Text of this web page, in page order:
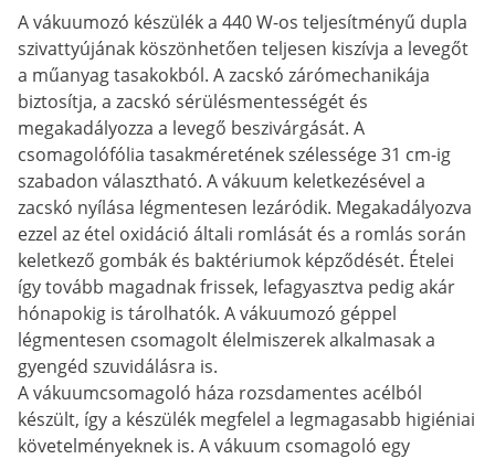
A vákuumozó készülék a 440 W-os teljesítményű dupla
szivattyújának köszönhetően teljesen kiszívja a levegőt
a műanyag tasakokból. A zacskó zárómechanikája
biztosítja, a zacskó sérülésmentességét és
megakadályozza a levegő beszivárgását. A
csomagolófólia tasakméretének szélessége 31 cm-ig
szabadon választható. A vákuum keletkezésével a
zacskó nyílása légmentesen lezáródik. Megakadályozva
ezzel az étel oxidáció általi romlását és a romlás során
keletkező gombák és baktériumok képződését. Ételei
így tovább magadnak frissek, lefagyasztva pedig akár
hónapokig is tárolhatók. A vákuumozó géppel
légmentesen csomagolt élelmiszerek alkalmasak a
gyengéd szuvidálásra is.
A vákuumcsomagoló háza rozsdamentes acélból
készült, így a készülék megfelel a legmagasabb higiéniai
követelményeknek is. A vákuum csomagoló egy